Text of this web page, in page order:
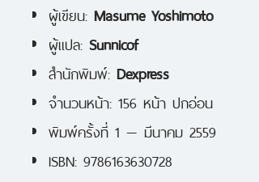
ผู้เขียน: Masume Yoshimoto
ผู้แปล: Sunnicof
สำนักพิมพ์: Dexpress
จำนวนหน้า: 156 หน้า ปกอ่อน
พิมพ์ครั้งที่ 1 — มีนาคม 2559
ISBN: 9786163630728